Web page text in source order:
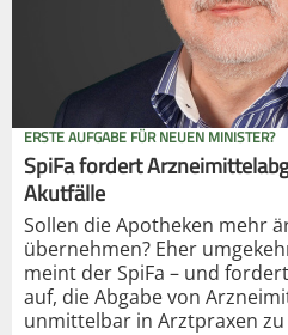
ERSTE AUFGABE FÜR NEUEN MINISTER?
SpiFa fordert
Akutfälle
Sollen die Apotheken mehr
übernehmen? Eher
meint der SpiFa – und
auf, die Abgabe von
unmittelbar in Arztpraxen